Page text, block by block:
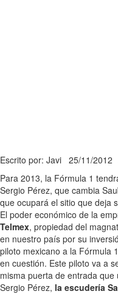
Escrito por: Javi 25/11/2012
Para 2013, la Fórmula 1
Sergio Pérez, que cambia
que ocupará el sitio que deja
El poder económico de la
Telmex, propiedad del
en nuestro país por su
piloto mexicano a la Fórmula
en cuestión. Este piloto va a
misma puerta de entrada
Sergio Pérez, la escudería